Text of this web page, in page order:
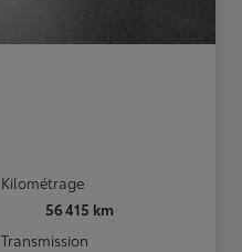
Kilométrage
56 415 km
Transmission